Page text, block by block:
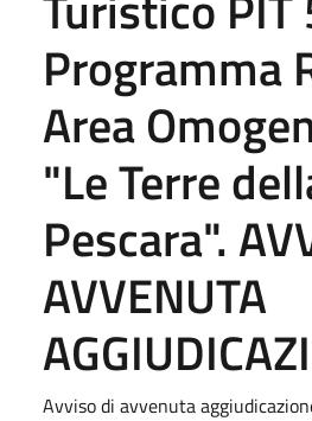
Programma
Area
"Le Terre
Pescara".
AVVENUTA
Avviso di avvenuta